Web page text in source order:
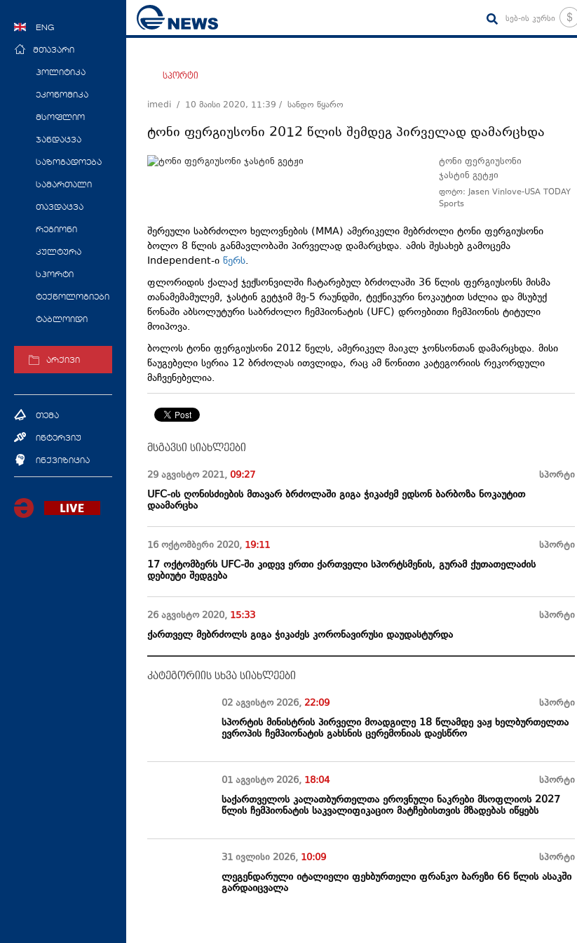
ENG
მთავარი
პოლიტიკა
ეკონომიკა
მსოფლიო
ჯანდაცვა
საზოგადოება
სამართალი
თავდაცვა
რეგიონი
კულტურა
სპორტი
ტექნოლოგიები
ტაბლოიდი
არქივი
თემა
ინტერვიუ
ინქვიზიცია
სებ-ის კურსი
სპორტი
imedi / 10 მაისი 2020, 11:39 / სანდო წყარო
ტონი ფერგიუსონი 2012 წლის შემდეგ პირველად დამარცხდა
ტონი ფერგიუსონი
ჯასტინ გეტჟი
ფოტო: Jasen Vinlove-USA TODAY
Sports
შერეული საბრძოლო ხელოვნების (MMA) ამერიკელი მებრძოლი ტონი ფერგიუსონი
ბოლო 8 წლის განმავლობაში პირველად დამარცხდა. ამის შესახებ გამოცემა
Independent-ი წერს.
ფლორიდის ქალაქ ჯექსონვილში ჩატარებულ ბრძოლაში 36 წლის ფერგიუსონს მისმა
თანამემამულემ, ჯასტინ გეტჯიმ მე-5 რაუნდში, ტექნიკური ნოკაუტით სძლია და მსუბუქ
წონაში აბსოლუტური საბრძოლო ჩემპიონატის (UFC) დროებითი ჩემპიონის ტიტული
მოიპოვა.
ბოლოს ტონი ფერგიუსონი 2012 წელს, ამერიკელ მაიკლ ჯონსონთან დამარცხდა. მისი
წაუგებელი სერია 12 ბრძოლას ითვლიდა, რაც ამ წონითი კატეგორიის რეკორდული
მაჩვენებელია.
მსგავსი სიახლეები
29 აგვისტო2021, 09:27 სპორტი
UFC-ის ღონისძიების მთავარ ბრძოლაში გიგა ჭიკაძემ ედსონ ბარბოზა ნოკაუტით
დაამარცხა
16 ოქტომბერი 2020, 19:11 სპორტი
17 ოქტომბერს UFC-ში კიდევ ერთი ქართველი სპორტსმენის, გურამ ქუთათელაძის
დებიუტი შედგება
26 აგვისტო2020, 15:33 სპორტი
ქართველ მებრძოლს გიგა ჭიკაძეს კორონავირუსი დაუდასტურდა
კატეგორიის სხვა სიახლეები
02 აგვისტო 2026, 22:09 სპორტი
სპორტის მინისტრის პირველი მოადგილე 18 წლამდე ვაჟ ხელბურთელთა
ევროპის ჩემპიონატის გახსნის ცერემონიას დაესწრო
01 აგვისტო 2026, 18:04 სპორტი
საქართველოს კალათბურთელთა ეროვნული ნაკრები მსოფლიოს 2027
წლის ჩემპიონატის საკვალიფიკაციო მატჩებისთვის მზადებას იწყებს
31 ივლისი 2026, 10:09 სპორტი
ლეგენდარული იტალიელი ფეხბურთელი ფრანკო ბარეზი 66 წლის ასაკში
გარდაიცვალა